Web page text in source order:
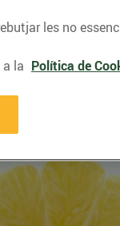
les no
la Política de